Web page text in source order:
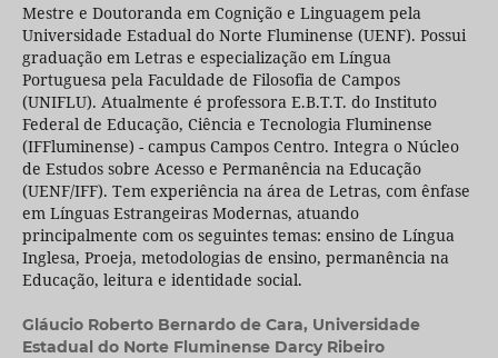
Mestre e Doutoranda em Cognição e Linguagem pela
Universidade Estadual do Norte Fluminense (UENF). Possui
graduação em Letras e especialização em Língua
Portuguesa pela Faculdade de Filosofia de Campos
(UNIFLU). Atualmente é professora E.B.T.T. do Instituto
Federal de Educação, Ciência e Tecnologia Fluminense
(IFFluminense) - campus Campos Centro. Integra o Núcleo
de Estudos sobre Acesso e Permanência na Educação
(UENF/IFF). Tem experiência na área de Letras, com ênfase
em Línguas Estrangeiras Modernas, atuando
principalmente com os seguintes temas: ensino de Língua
Inglesa, Proeja, metodologias de ensino, permanência na
Educação, leitura e identidade social.
Gláucio Roberto Bernardo de Cara, Universidade
Estadual do Norte Fluminense Darcy Ribeiro